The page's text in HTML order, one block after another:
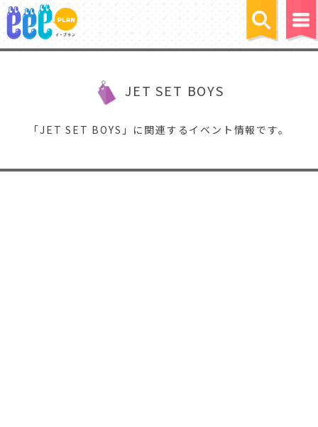
JET SET BOYS
「JET SET BOYS」に関連するイベント情報です。